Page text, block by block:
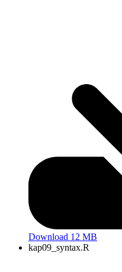
Download 12 MB
kap09_syntax.R